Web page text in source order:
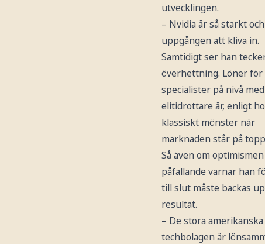
utvecklingen.
– Nvidia är så starkt
uppgången att kliva in.
Samtidigt ser han
överhettning. Löner för
specialister på nivå med
elitidrottare är, enligt
klassiskt mönster när
marknaden står på
Så även om
påfallande varnar han
till slut måste backas
resultat.
– De stora amerikanska
techbolagen är